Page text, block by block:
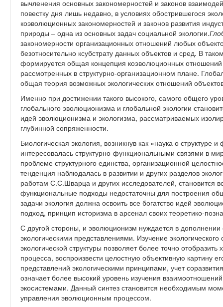
вычленения основных закономерностей и законов
повестку дня лишь недавно, в условиях обострившегося
коэволюционных закономерностей и законов развития
природы – одна из основных задач социальной экологии.
закономерности организационных отношений любых
безотносительно ксубстрату данных объектов и сред. В
формируется общая концепция коэволюционных
рассмотренных в структурно-организационном плане.
общая теория возможных экологических отношений
Именно при достижении такого высокого, самого общего
глобального эволюционизма и глобальной экологии
идей эволюционизма и экологизма, рассматриваемых
глубинной сопряженности.
Биологическая экология, возникнув как «наука о
интересовалась структурно-функциональными связями в
проблеме структурного единства, организационной
тенденция наблюдалась в развитии и других разделов
работам С.С.Шварца и других исследователей, становится
функциональные подходы недостаточны для построения
задачи экология должна освоить все богатство идей
подход, принцип историзма в арсенал своих теоретико-
С другой стороны, и эволюционизм нуждается в дополнении
экологическими представлениями. Изучение
экологической структуры позволяет более точно
процесса, воспроизвести целостную объективную картину
представлений экологическими принципами, учет
означает более высокий уровень изучения
экосистемами. Данный синтез становится необходимым
управления эволюционным процессом.